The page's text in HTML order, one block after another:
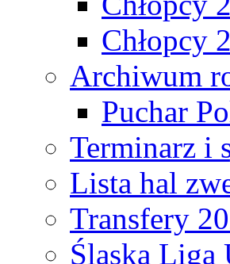
Chłopcy
Archiwum
Puchar
Terminarz i
Lista hal
Transfery
Śląska Liga